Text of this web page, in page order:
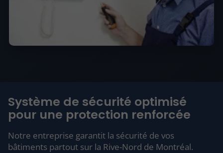
Système de sécurité optimisé
pour une protection renforcée
Notre entreprise garantit la sécurité de vos
bâtiments partout sur la Rive-Nord de Montréal.